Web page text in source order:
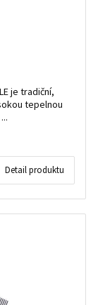
je tradiční,
tepelnou
Detail produktu